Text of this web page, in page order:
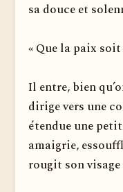
sa douce et
« Que la paix
Il entre, bien
dirige vers une
étendue une
amaigrie,
rougit son